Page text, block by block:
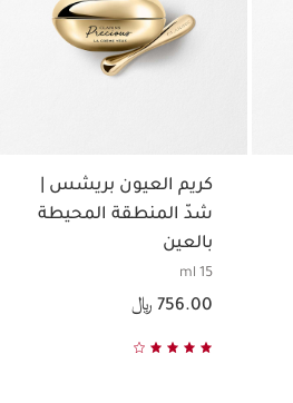
كريم العيون بريشس |
شدّ المنطقة المحيطة
بالعين
15 ml
السعر الحالي هو 756.00 ﷼
756.00 ﷼